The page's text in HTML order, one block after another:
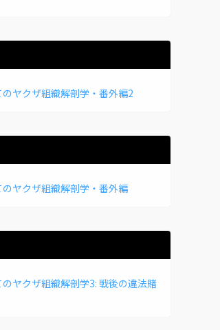
のヤクザ組織解剖学・番外編2
のヤクザ組織解剖学・番外編
のヤクザ組織解剖学3: 戦後の違法賭